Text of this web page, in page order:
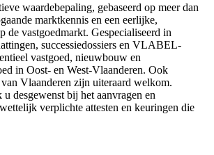
waardebepaling, gebaseerd op meer dan
marktkennis en een eerlijke,
de vastgoedmarkt. Gespecialiseerd in
successiedossiers en VLABEL-
vastgoed, nieuwbouw en
in Oost- en West-Vlaanderen. Ook
Vlaanderen zijn uiteraard welkom.
desgewenst bij het aanvragen en
verplichte attesten en keuringen die